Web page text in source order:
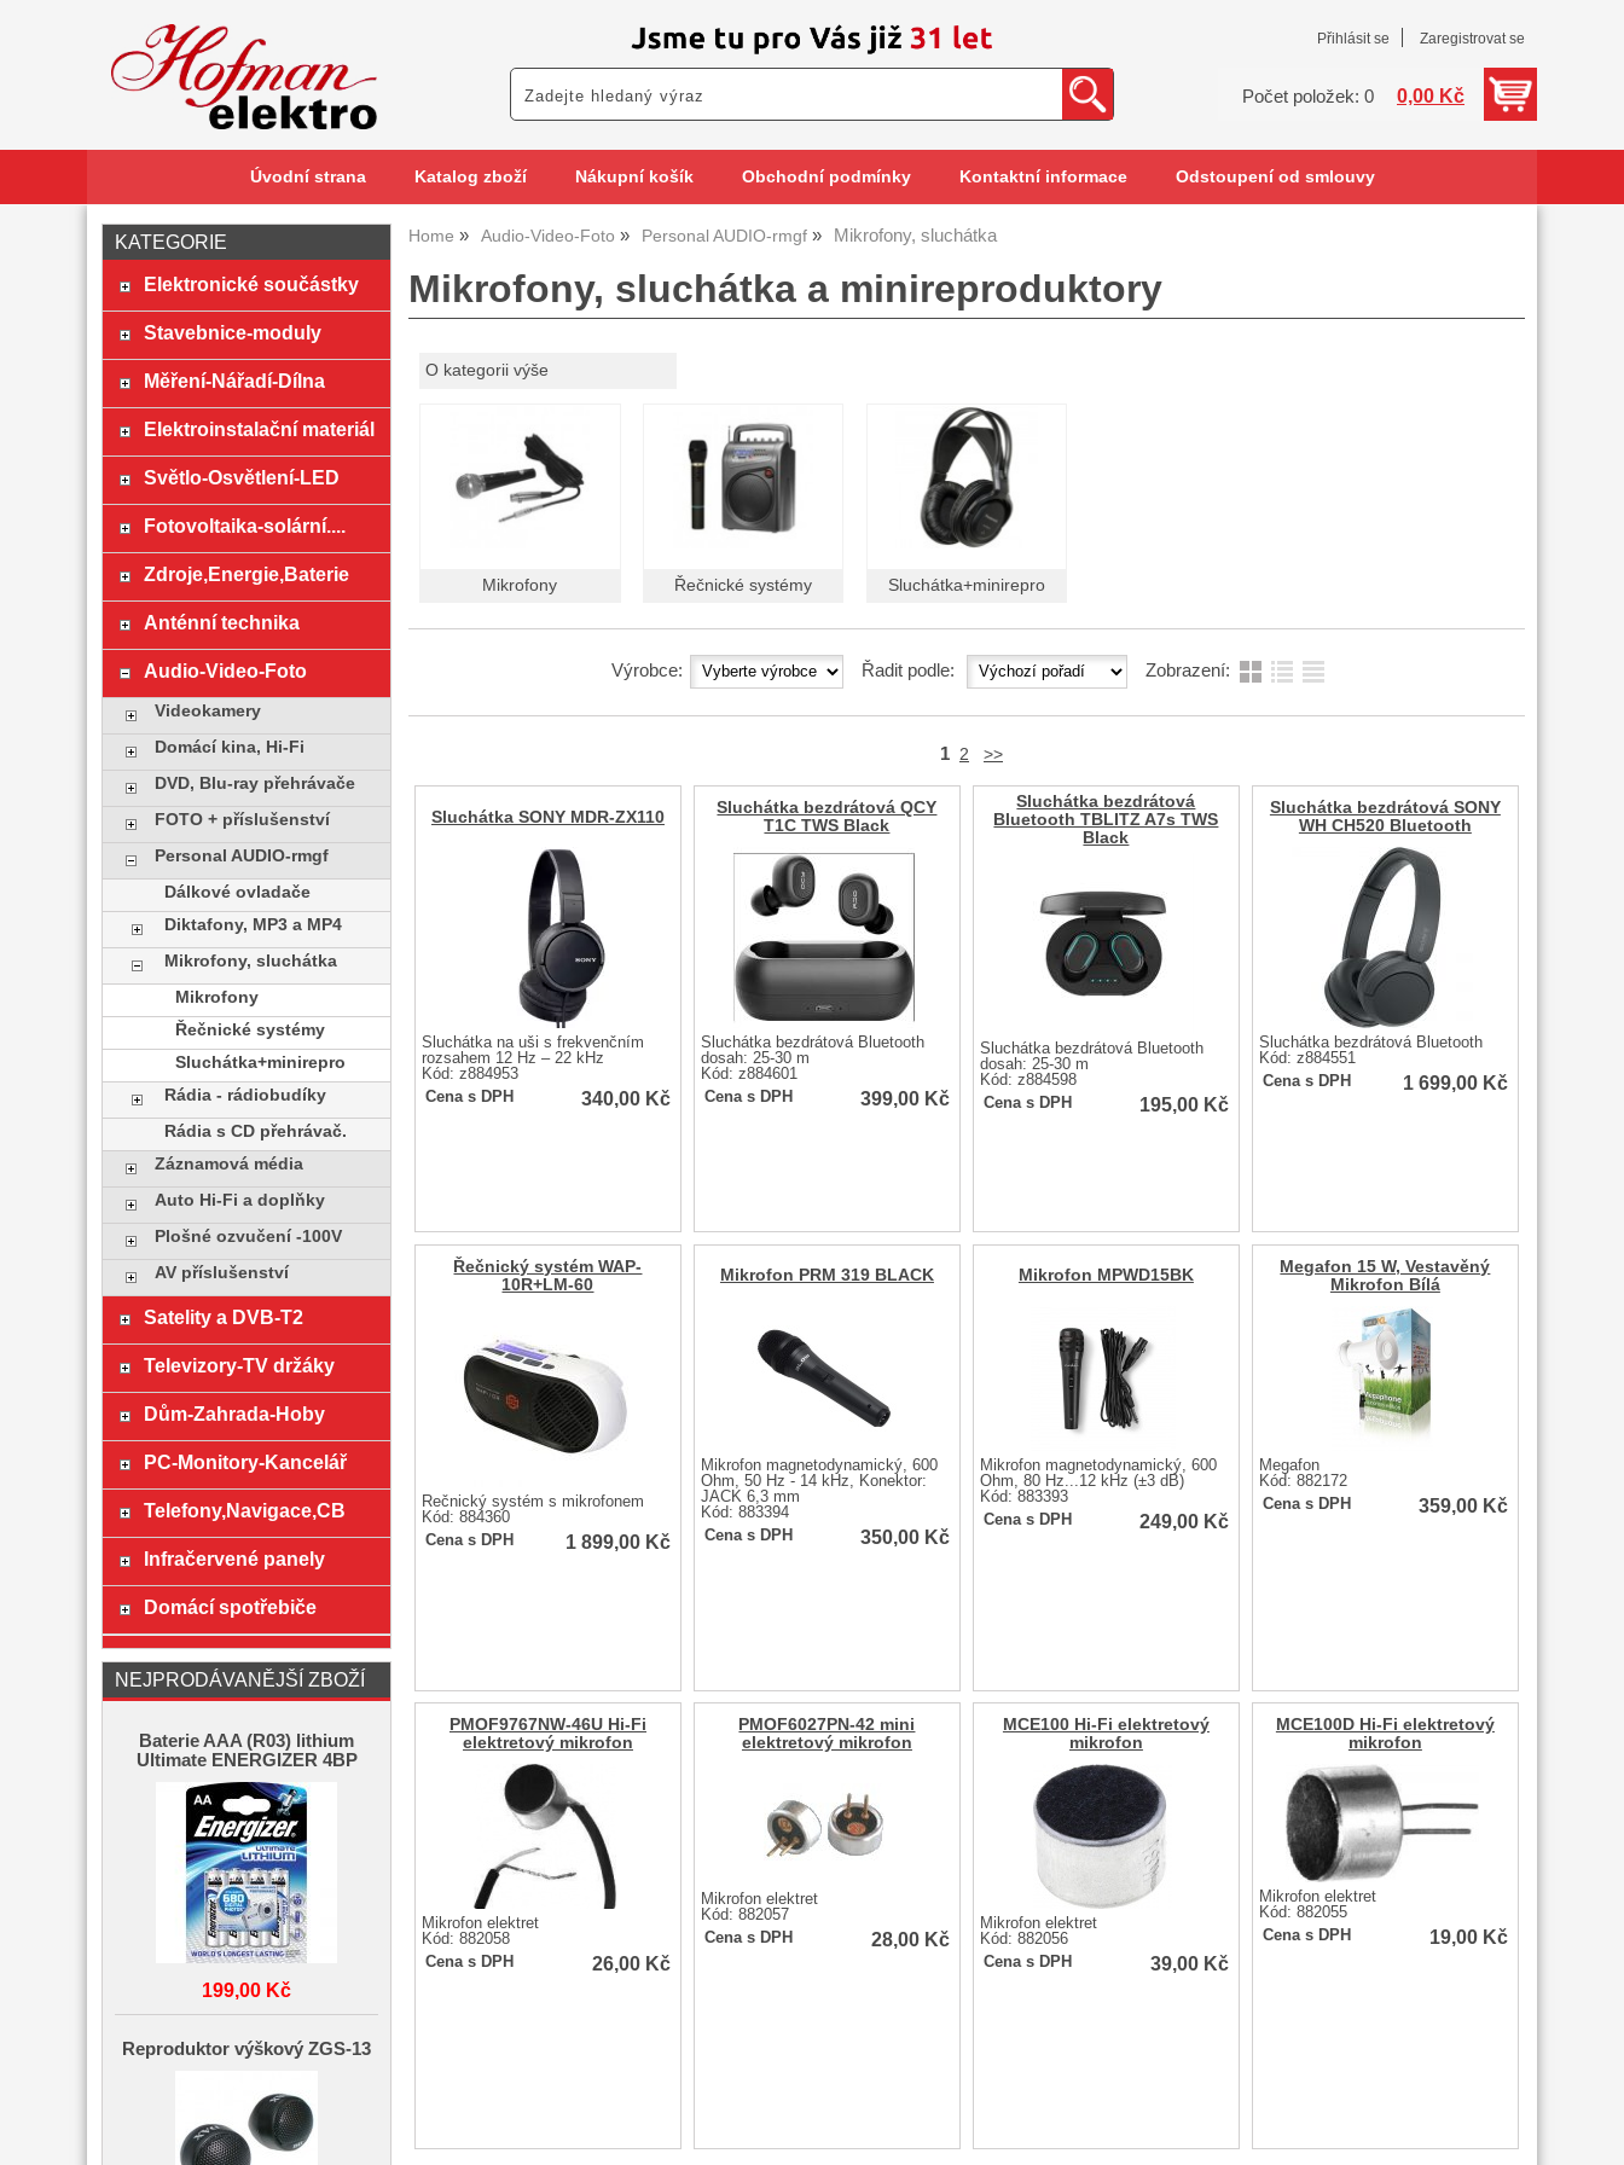
Přihlásit se Zaregistrovat se
Počet položek: 0 0,00 Kč
Úvodní strana Katalog zboží Nákupní košík Obchodní podmínky Kontaktní informace Odstoupení od smlouvy
Home Audio-Video-Foto Personal AUDIO-rmgf Mikrofony, sluchátka
Mikrofony, sluchátka a minireproduktory
O kategorii výše
Mikrofony Řečnické systémy Sluchátka+minirepro
Výrobce: Řadit podle: Zobrazení:
1 2 >>
Sluchátka SONY MDR-ZX110
Sluchátka na uši s frekvenčním
rozsahem 12 Hz – 22 kHz
Kód: z884953
Cena s DPH
340,00 Kč
Sluchátka bezdrátová QCY
T1C TWS Black
Sluchátka bezdrátová Bluetooth
dosah: 25-30 m
Kód: z884601
Cena s DPH
399,00 Kč
Sluchátka bezdrátová
Bluetooth TBLITZ A7s TWS
Black
Sluchátka bezdrátová Bluetooth
dosah: 25-30 m
Kód: z884598
Cena s DPH
195,00 Kč
Sluchátka bezdrátová SONY
WH CH520 Bluetooth
Sluchátka bezdrátová Bluetooth
Kód: z884551
Cena s DPH
1 699,00 Kč
Řečnický systém WAP-
10R+LM-60
Řečnický systém s mikrofonem
Kód: 884360
Cena s DPH
1 899,00 Kč
Mikrofon PRM 319 BLACK
Mikrofon magnetodynamický, 600
Ohm, 50 Hz - 14 kHz, Konektor:
JACK 6,3 mm
Kód: 883394
Cena s DPH
350,00 Kč
Mikrofon MPWD15BK
Mikrofon magnetodynamický, 600
Ohm, 80 Hz...12 kHz (±3 dB)
Kód: 883393
Cena s DPH
249,00 Kč
Megafon 15 W, Vestavěný
Mikrofon Bílá
Megafon
Kód: 882172
Cena s DPH
359,00 Kč
PMOF9767NW-46U Hi-Fi
elektretový mikrofon
Mikrofon elektret
Kód: 882058
Cena s DPH
26,00 Kč
PMOF6027PN-42 mini
elektretový mikrofon
Mikrofon elektret
Kód: 882057
Cena s DPH
28,00 Kč
MCE100 Hi-Fi elektretový
mikrofon
Mikrofon elektret
Kód: 882056
Cena s DPH
39,00 Kč
MCE100D Hi-Fi elektretový
mikrofon
Mikrofon elektret
Kód: 882055
Cena s DPH
19,00 Kč
KATEGORIE
Elektronické součástky
Stavebnice-moduly
Měření-Nářadí-Dílna
Elektroinstalační materiál
Světlo-Osvětlení-LED
Fotovoltaika-solární....
Zdroje,Energie,Baterie
Anténní technika
Audio-Video-Foto
Videokamery
Domácí kina, Hi-Fi
DVD, Blu-ray přehrávače
FOTO + příslušenství
Personal AUDIO-rmgf
Dálkové ovladače
Diktafony, MP3 a MP4
Mikrofony, sluchátka
Mikrofony
Řečnické systémy
Sluchátka+minirepro
Rádia - rádiobudíky
Rádia s CD přehrávač.
Záznamová média
Auto Hi-Fi a doplňky
Plošné ozvučení -100V
AV příslušenství
Satelity a DVB-T2
Televizory-TV držáky
Dům-Zahrada-Hoby
PC-Monitory-Kancelář
Telefony,Navigace,CB
Infračervené panely
Domácí spotřebiče
NEJPRODÁVANĚJŠÍ ZBOŽÍ
Baterie AAA (R03) lithium
Ultimate ENERGIZER 4BP
199,00 Kč
Reproduktor výškový ZGS-13